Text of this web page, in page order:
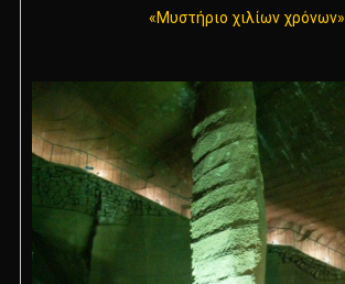
«Μυστήριο χιλίων χρόνων».